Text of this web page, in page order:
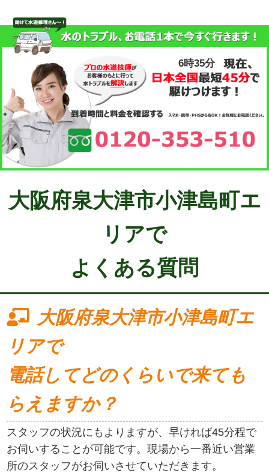
6時35分
大阪府泉大津市小津島町エ
リアで
よくある質問
大阪府泉大津市小津島町エ
リアで
電話してどのくらいで来ても
らえますか？
スタッフの状況にもよりますが、早ければ45分程で
お伺いすることが可能です。現場から一番近い営業
所のスタッフがお伺いさせていただきます。